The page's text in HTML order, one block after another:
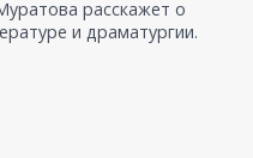
расскажет о
и драматургии.